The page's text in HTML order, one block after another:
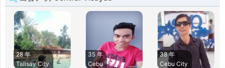
28 年
Talisay City
35 年
Cebu
38 年
Cebu City